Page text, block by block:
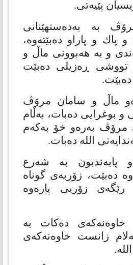
پێیەتی.
بە بەدەستهێنانی
پاك و پاراو دەبێتەوە،
و بە هەبوونی ماڵ و
تووشی ڕەزیلی دەبێت
ماڵ و سامان مرۆڤ
و بوغرایی دەبات، بەڵام
بەرەو خۆ بەكەم
الله دەبات.
و پابەندبون بە شەرع
دەبێت، زۆربەی گوناه
رێگەی زۆریی پارەوە
خاوەنەكەی دەكات بە
زانست خاوەنەكەی